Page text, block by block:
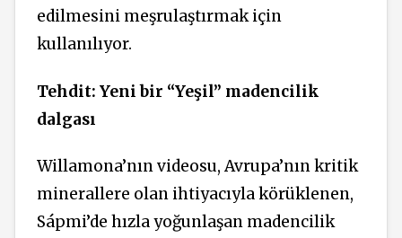
edilmesini meşrulaştırmak için
kullanılıyor.
Tehdit: Yeni bir “Yeşil” madencilik
dalgası
Willamona’nın videosu, Avrupa’nın kritik
minerallere olan ihtiyacıyla körüklenen,
Sápmi’de hızla yoğunlaşan madencilik